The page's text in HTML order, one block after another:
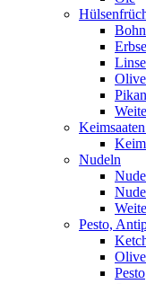
Nudeln
Pesto,
Pesto